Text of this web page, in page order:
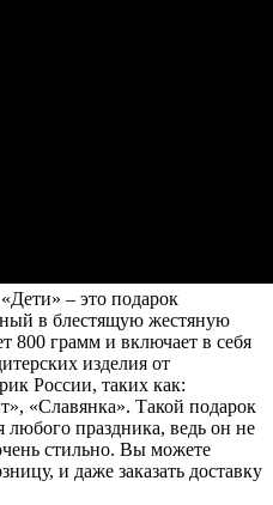
– это подарок
в блестящую жестяную
800 грамм и включает в себя
изделия от
России, таких как:
«Славянка». Такой подарок
праздника, ведь он не
стильно. Вы можете
и даже заказать доставку